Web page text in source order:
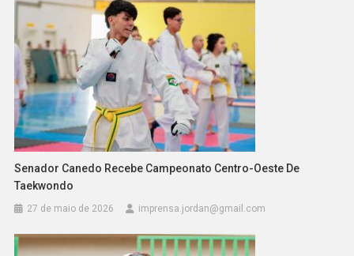
Senador Canedo Recebe Campeonato Centro-Oeste De
Taekwondo
27 de maio de 2026 imprensa.jordan@gmail.com